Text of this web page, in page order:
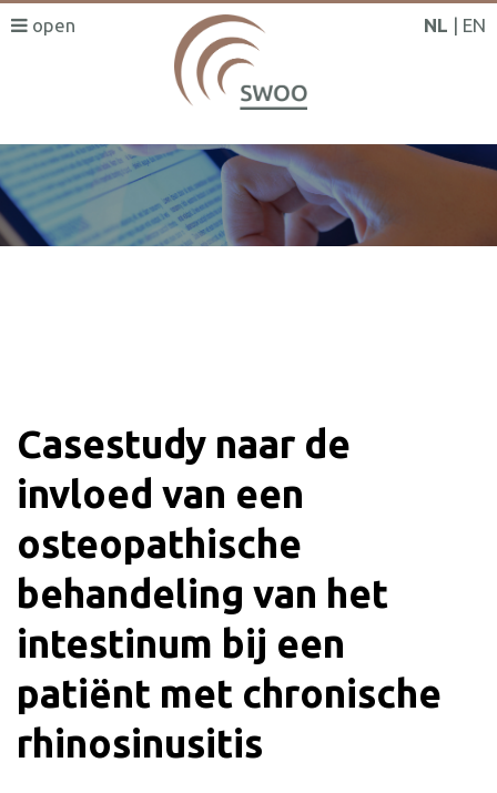
NL EN
Casestudy naar de
invloed van een
osteopathische
behandeling van het
intestinum bij een
patiënt met chronische
rhinosinusitis